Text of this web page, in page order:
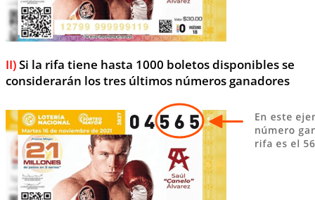
II)Si la rifa tiene hasta 1000 boletos disponibles se
considerarán los tres últimos números ganadores